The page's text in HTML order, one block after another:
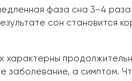
фаза сна 3-4
сон становится
характерны
заболевание, а симптом.